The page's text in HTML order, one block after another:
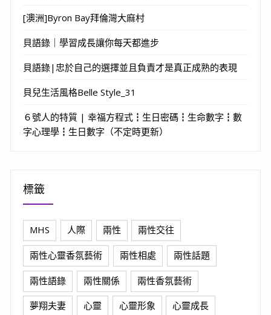
[澳洲]Byron Bay拜倫灣大麻村
貝語錄｜學習成長讓你每天都進步
貝語錄|忠於自己的選擇並且負責才是真正成熟的表現
貝兒生活風格Belle Style_31
６號人的特質 | 幸福方程式┇生日密碼┇生命數字┇數
字心理學┇生日數字（不定時更新）
標籤
MHS 人際 兩性 兩性交往
兩性心靈香氛藝術 兩性相處 兩性話題
兩性語錄 兩性關係 兩性香氛藝術
夢翔夫妻 心靈 心靈形象 心靈成長